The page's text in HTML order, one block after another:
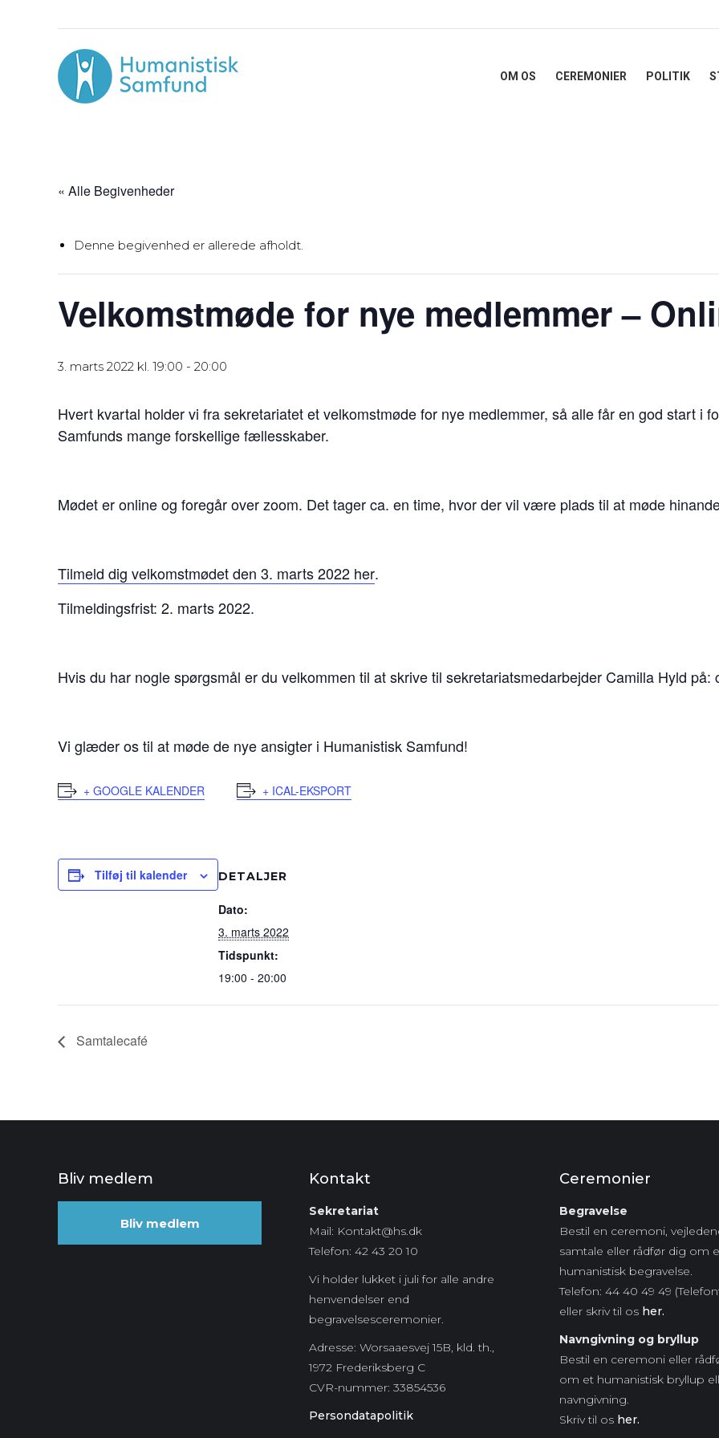
OM OS CEREMONIER POLITIK
« Alle Begivenheder
Denne begivenhed er allerede afholdt.
Velkomstmøde for nye medlemmer –
3. marts 2022 kl. 19:00 - 20:00
Hvert kvartal holder vi fra sekretariatet et velkomstmøde for nye medlemmer, så alle får en god start i
Samfunds mange forskellige fællesskaber.
Mødet er online og foregår over zoom. Det tager ca. en time, hvor der vil være plads til at møde
Tilmeld dig velkomstmødet den 3. marts 2022 her.
Tilmeldingsfrist: 2. marts 2022.
Hvis du har nogle spørgsmål er du velkommen til at skrive til sekretariatsmedarbejder Camilla Hyld på:
Vi glæder os til at møde de nye ansigter i Humanistisk Samfund!
+ GOOGLE KALENDER + ICAL-EKSPORT
Tilføj til kalender DETALJER
Dato:
3. marts 2022
Tidspunkt:
19:00 - 20:00
Samtalecafé
Bliv medlem
Bliv medlem
Kontakt
Sekretariat
Mail: Kontakt@hs.dk
Telefon: 42 43 20 10
Vi holder lukket i juli for alle andre
henvendelser end
begravelsesceremonier.
Adresse: Worsaaesvej 15B, kld. th.,
1972 Frederiksberg C
CVR-nummer: 33854536
Persondatapolitik
Ceremonier
Begravelse
Bestil en ceremoni,
samtale eller rådfør dig om
humanistisk begravelse.
Telefon: 44 40 49 49
eller skriv til os her.
Navngivning og bryllup
Bestil en ceremoni eller
om et humanistisk bryllup
navngivning.
Skriv til os her.